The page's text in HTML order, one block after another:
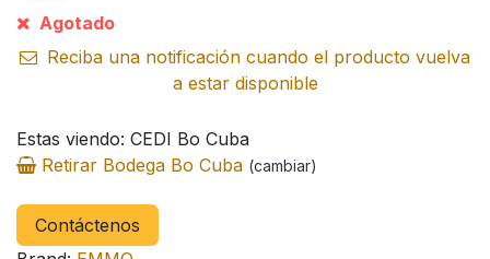
Agotado
Reciba una notificación cuando el producto vuelva
a estar disponible
Estas viendo: CEDI Bo Cuba
Retirar Bodega Bo Cuba (cambiar)
Contáctenos